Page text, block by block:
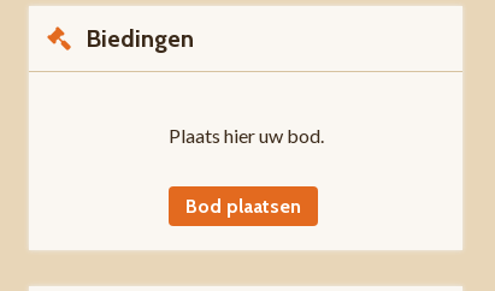
Biedingen
Plaats hier uw bod.
Bod plaatsen